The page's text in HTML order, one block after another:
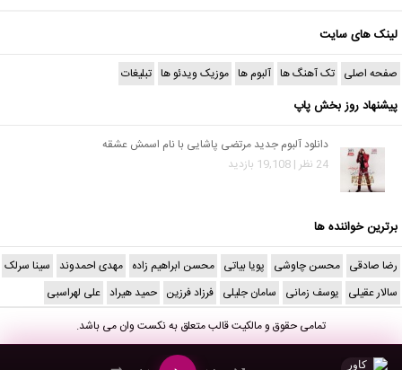
لینک های سایت
صفحه اصلی تک آهنگ ها آلبوم ها موزیک ویدئو ها تبلیغات
پیشنهاد روز بخش پاپ
دانلود آلبوم جدید مرتضی پاشایی با نام اسمش عشقه
24 نظر | 19,108 بازدید
برترین خواننده ها
رضا صادقی محسن چاوشی پویا بیاتی محسن ابراهیم زاده مهدی احمدوند سینا سرلک
سالار عقیلی یوسف زمانی سامان جلیلی فرزاد فرزین حمید هیراد علی لهراسبی
تمامی حقوق و مالکیت قالب متعلق بهنکست وانمی باشد.